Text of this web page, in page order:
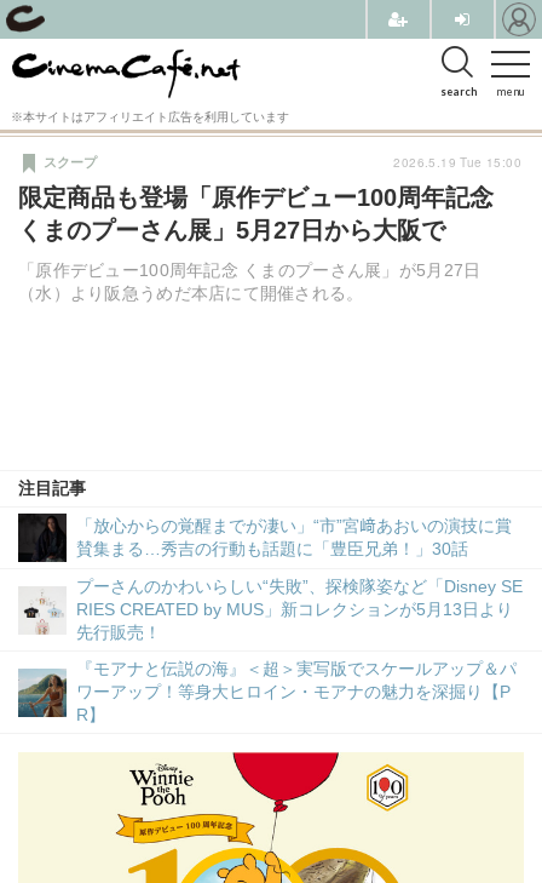
menu
search
※本サイトはアフィリエイト広告を利用しています
限定商品も登場「原作デビュー100周年記念
くまのプーさん展」5月27日から大阪で
「原作デビュー100周年記念 くまのプーさん展」が5月27日
（水）より阪急うめだ本店にて開催される。
スクープ
注目記事
「放心からの覚醒までが凄い」“市”宮﨑あおいの演技に賞
賛集まる…秀吉の行動も話題に「豊臣兄弟！」30話
プーさんのかわいらしい“失敗”、探検隊姿など「Disney SE
RIES CREATED by MUS」新コレクションが5月13日より
先行販売！
『モアナと伝説の海』＜超＞実写版でスケールアップ＆パ
ワーアップ！等身大ヒロイン・モアナの魅力を深掘り【P
R】
2026.5.19 Tue 15:00